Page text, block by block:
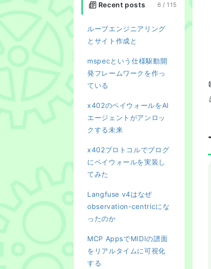
Recent posts 6 /115
ループエンジニアリング
とサイト作成と
mspecという仕様駆動開
発フレームワークを作っ
ている
x402のペイウォールをAI
エージェントがアンロッ
クする未来
x402プロトコルでブログ
にペイウォールを実装し
てみた
Langfuse v4はなぜ
observation-centricにな
ったのか
MCP AppsでMIDIの譜面
をリアルタイムに可視化
する